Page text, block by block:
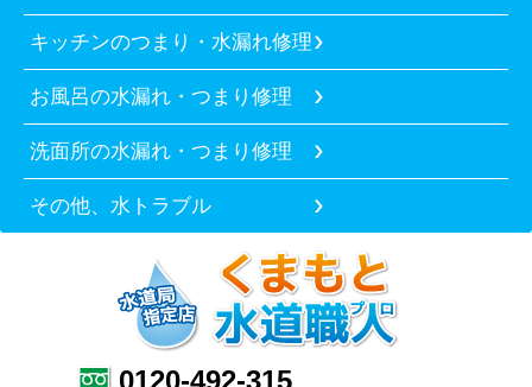
キッチンのつまり・水漏れ修理
お風呂の水漏れ・つまり修理
洗面所の水漏れ・つまり修理
その他、水トラブル
0120-492-315